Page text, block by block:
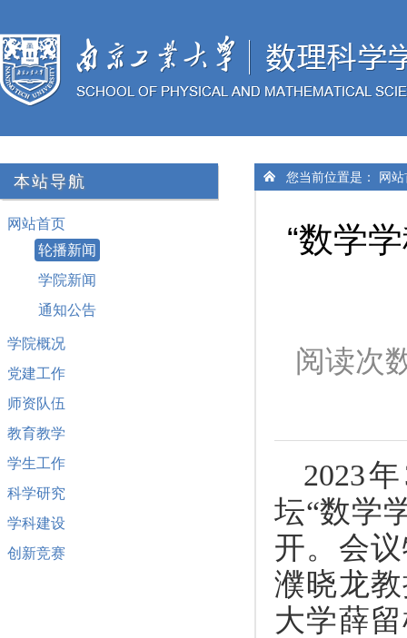
本站导航
网站首页
轮播新闻
学院新闻
通知公告
学院概况
党建工作
师资队伍
教育教学
学生工作
科学研究
学科建设
创新竞赛
您当前位置是： 网
“数学
阅读次
2023
坛“数学
开。会
濮晓龙
大学薛